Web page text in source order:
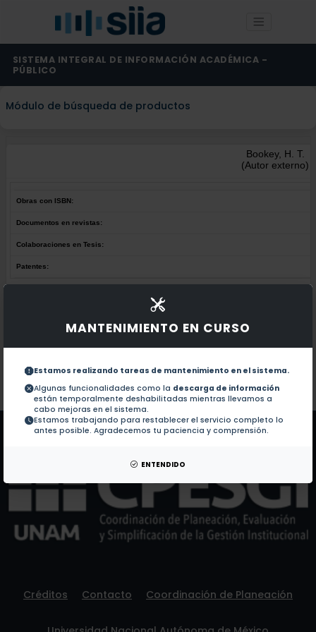
MANTENIMIENTO EN CURSO
Estamos realizando tareas de mantenimiento en el sistema.
Algunas funcionalidades como la descarga de información
están temporalmente deshabilitadas mientras llevamos a
cabo mejoras en el sistema.
Estamos trabajando para restablecer el servicio completo lo
antes posible. Agradecemos tu paciencia y comprensión.
ENTENDIDO
SISTEMA INTEGRAL DE INFORMACIÓN ACADÉMICA -
PÚBLICO
Módulo de búsqueda de productos
Bookey, H. T.
(Autor externo)
Obras con ISBN:
Documentos en revistas:
Colaboraciones en Tesis:
Patentes:
No hay obras de este autor.
Documentos en revistas:
Colaboraciones en Tesis:
Patentes: No hay patentes de este autor.
Créditos Contacto Coordinación de Planeación